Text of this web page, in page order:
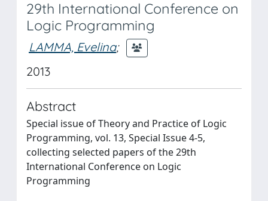
29th International Conference on
Logic Programming
LAMMA, Evelina;
2013
Abstract
Special issue of Theory and Practice of Logic
Programming, vol. 13, Special Issue 4-5,
collecting selected papers of the 29th
International Conference on Logic
Programming